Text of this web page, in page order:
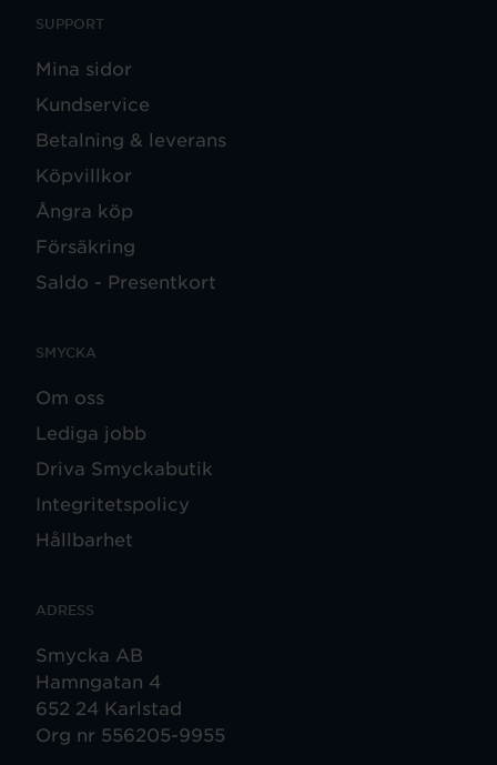
SUPPORT
Mina sidor
Kundservice
Betalning & leverans
Köpvillkor
Ångra köp
Försäkring
Saldo - Presentkort
SMYCKA
Om oss
Lediga jobb
Driva Smyckabutik
Integritetspolicy
Hållbarhet
ADRESS
Smycka AB
Hamngatan 4
652 24 Karlstad
Org nr 556205-9955